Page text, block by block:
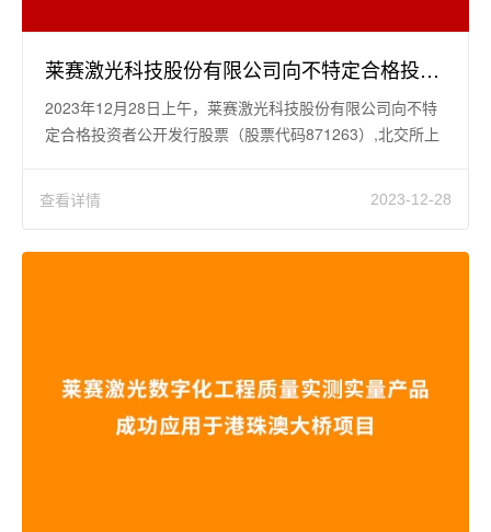
莱赛激光科技股份有限公司向不特定合格投资者公开发行股票（股票代码871263）并在北交所上市
2023年12月28日上午，莱赛激光科技股份有限公司向不特
定合格投资者公开发行股票（股票代码871263）,北交所上
查看详情
2023-12-28